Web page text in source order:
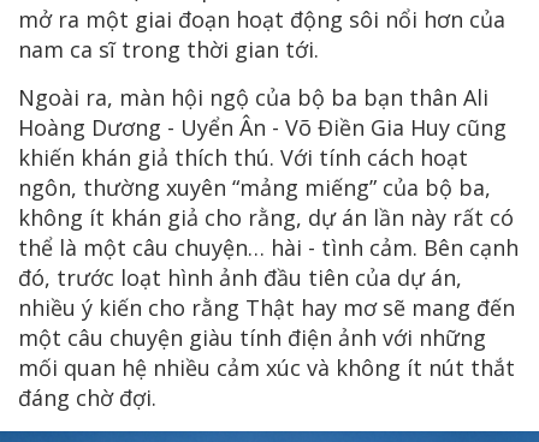
mở ra một giai đoạn hoạt động sôi nổi hơn của
nam ca sĩ trong thời gian tới.
Ngoài ra, màn hội ngộ của bộ ba bạn thân Ali
Hoàng Dương - Uyển Ân - Võ Điền Gia Huy cũng
khiến khán giả thích thú. Với tính cách hoạt
ngôn, thường xuyên “mảng miếng” của bộ ba,
không ít khán giả cho rằng, dự án lần này rất có
thể là một câu chuyện… hài - tình cảm. Bên cạnh
đó, trước loạt hình ảnh đầu tiên của dự án,
nhiều ý kiến cho rằng Thật hay mơ sẽ mang đến
một câu chuyện giàu tính điện ảnh với những
mối quan hệ nhiều cảm xúc và không ít nút thắt
đáng chờ đợi.